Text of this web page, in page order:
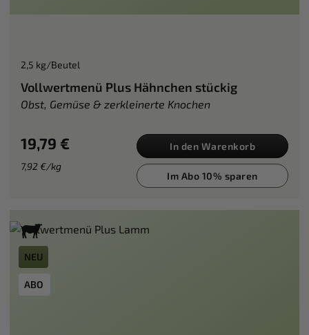
2,5 kg/Beutel
Vollwertmenü Plus Hähnchen stückig
Obst, Gemüse & zerkleinerte Knochen
19,79 €
7,92 €/kg
In den Warenkorb
Im Abo 10% sparen
ABO
NEU